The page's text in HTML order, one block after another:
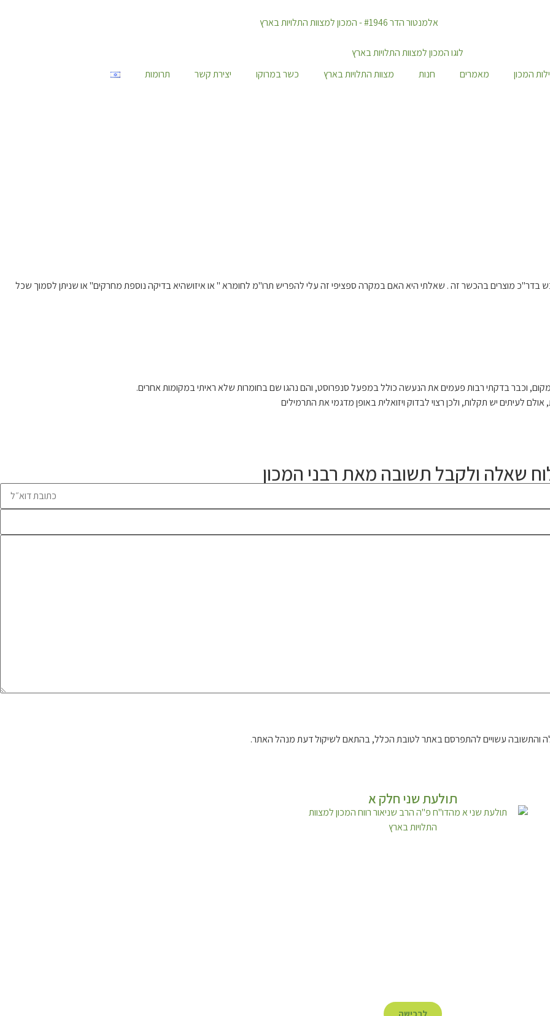
המכון מאמרים חנות מצוות התלויות בארץ כשר במרוקו יצירת קשר תרומות
בדר"כ מוצרים בהכשר זה . שאלתי היא האם במקרה ספציפי זה עלי להפריש תרו"מ לחומרא " או איזושהיא בדיקה נוספת מחרקים" או שניתן לסמוך שכל
וכבר בדקתי רבות פעמים את הנעשה כולל במפעל סנפרוסט, והם נהגו שם בחומרות שלא ראיתי במקומות אחרים.
לעיתים יש תקלות, ולכן רצוי לבדוק ויזואלית באופן מדגמי את התרמילים
שאלה ולקבל תשובה מאת רבני המכון
והתשובה עשויים להתפרסם באתר לטובת הכלל, בהתאם לשיקול דעת מנהל האתר.
תולעת שני חלק א
לרכישה